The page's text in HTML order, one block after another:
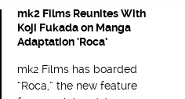
mk2 Films Reunites With
Koji Fukada on Manga
Adaptation ‘Roca’
mk2 Films has boarded
“Roca,” the new feature